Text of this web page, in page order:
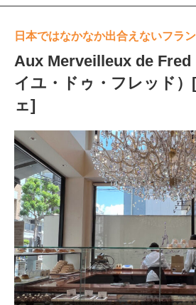
日本ではなかなか出合えないフラ
Aux Merveilleux de Fred
イユ・ドゥ・フレッド）
ェ]